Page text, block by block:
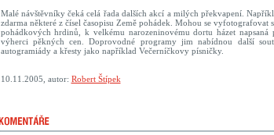
Malé návštěvníky čeká celá řada dalších akcí a milých překvapení.
zdarma některé z čísel časopisu Země pohádek. Mohou se vyfotografovat
pohádkových hrdinů, k velkému narozeninovému dortu házet
výherci pěkných cen. Doprovodné programy jim nabídnou další
autogramiády a křesty jako například Večerníčkovy písničky.
10.11.2005, autor: Robert Štípek